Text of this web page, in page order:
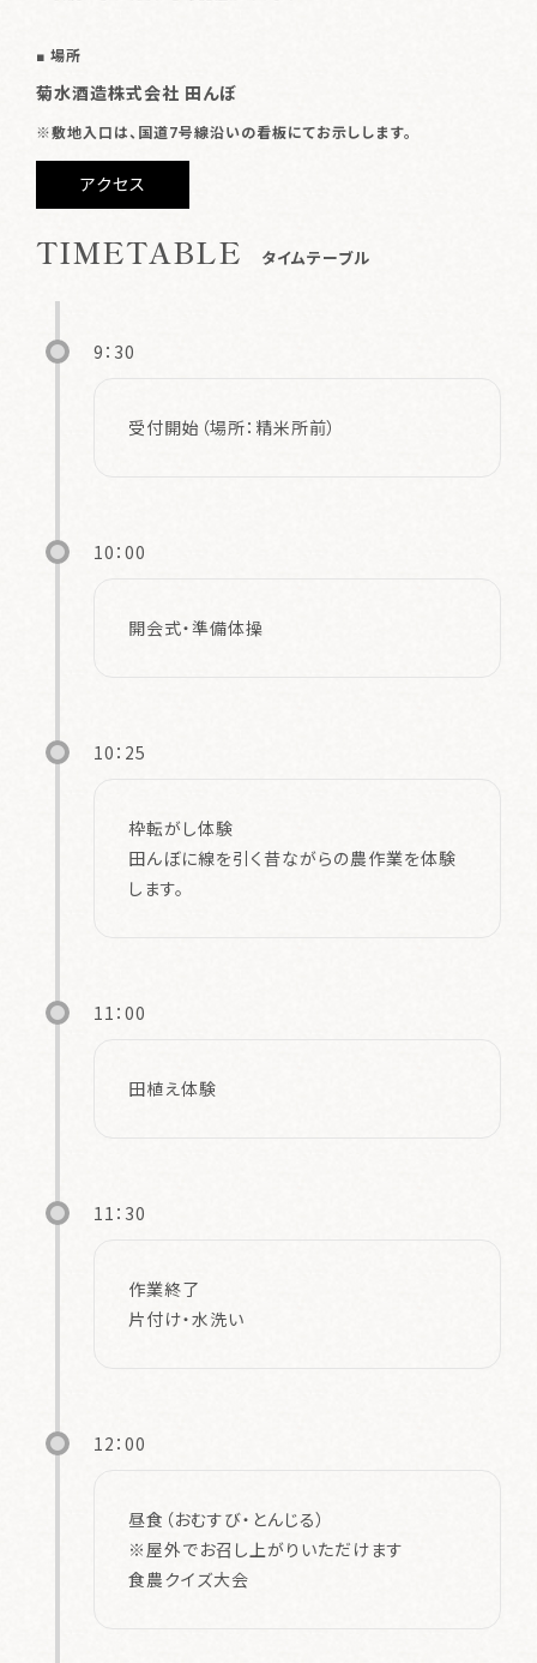
■ 場所
菊水酒造株式会社 田んぼ
※敷地入口は、国道7号線沿いの看板にてお示しします。
アクセス
TIMETABLE タイムテーブル
9：30
受付開始（場所：精米所前）
10：00
開会式・準備体操
10：25
枠転がし体験
田んぼに線を引く昔ながらの農作業を体験
します。
11：00
田植え体験
11：30
作業終了
片付け・水洗い
12：00
昼食（おむすび・とんじる）
※屋外でお召し上がりいただけます
食農クイズ大会